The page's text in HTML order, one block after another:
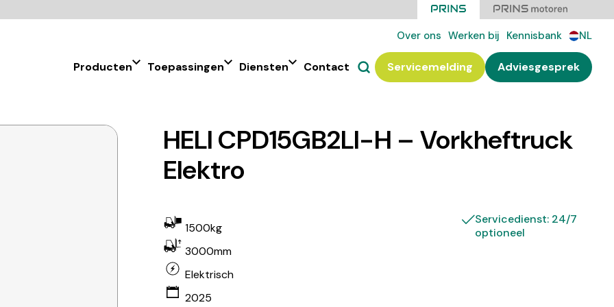
Over ons Werken bij Kennisbank NL
Producten Toepassingen Diensten Contact Servicemelding Adviesgesprek
HELI CPD15GB2LI-H – Vorkheftruck
Elektro
1500kg
3000mm
Elektrisch
2025
Servicedienst: 24/7
optioneel